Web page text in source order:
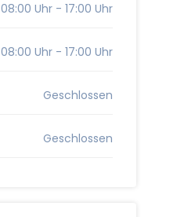
08:00 Uhr - 17:00 Uhr
08:00 Uhr - 17:00 Uhr
Geschlossen
Geschlossen